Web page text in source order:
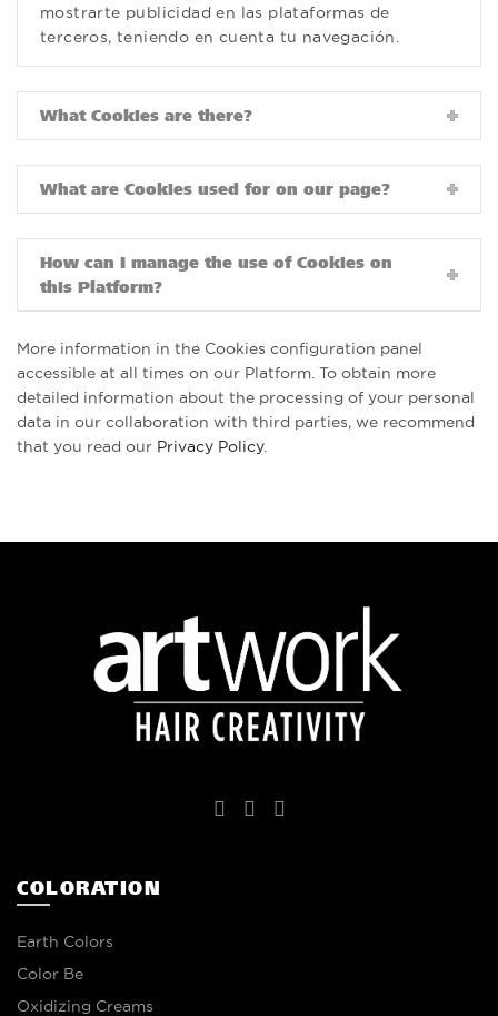
mostrarte publicidad en las plataformas de
terceros, teniendo en cuenta tu navegación.
What Cookies are there?
What are Cookies used for on our page?
How can I manage the use of Cookies on
this Platform?
More information in the Cookies configuration panel
accessible at all times on our Platform. To obtain more
detailed information about the processing of your personal
data in our collaboration with third parties, we recommend
that you read our Privacy Policy.
COLORATION
Earth Colors
Color Be
Oxidizing Creams